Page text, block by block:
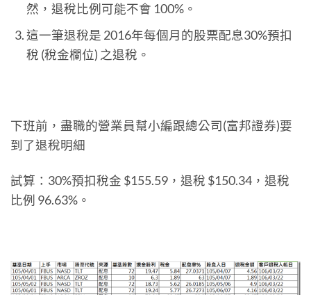
然，退稅比例可能不會 100%。
這一筆退稅是 2016年每個月的股票配息30%預扣
稅 (稅金欄位) 之退稅。
下班前，盡職的營業員幫小編跟總公司(富邦證券)要
到了退稅明細
試算：30%預扣稅金 $155.59，退稅 $150.34，退稅
比例 96.63%。